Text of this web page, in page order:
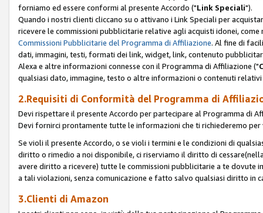
forniamo ed essere conformi al presente Accordo ("Link Speciali").
Quando i nostri clienti cliccano su o attivano i Link Speciali per
ricevere le commissioni pubblicitarie relative agli acquisti idonei,
Commissioni Pubblicitarie del Programma di Affiliazione. Al fine di
dati, immagini, testi, formati dei link, widget, link, contenuto
Alexa e altre informazioni connesse con il Programma di Affiliazione ("
qualsiasi dato, immagine, testo o altre informazioni o contenuti
2.Requisiti di Conformità del Programma di
Devi rispettare il presente Accordo per partecipare al Programma di
Devi fornirci prontamente tutte le informazioni che ti richiederemo
Se violi il presente Accordo, o se violi i termini e le condizioni di
diritto o rimedio a noi disponibile, ci riserviamo il diritto di
avere diritto a ricevere) tutte le commissioni pubblicitarie a te dovute
a tali violazioni, senza comunicazione e fatto salvo qualsiasi diritto in
3.Clienti di Amazon